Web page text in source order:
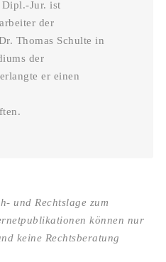
Jur. ist
der
Thomas Schulte in
der
er einen
und Rechtslage zum
können nur
keine Rechtsberatung